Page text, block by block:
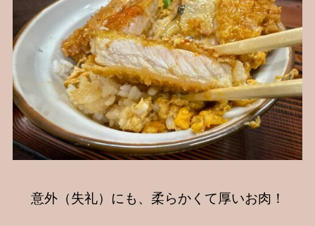
意外（失礼）にも、柔らかくて厚いお肉！